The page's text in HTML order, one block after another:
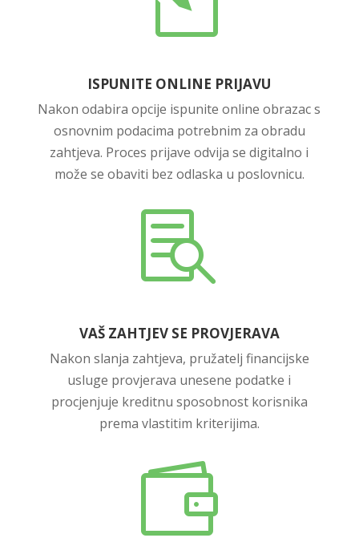
ISPUNITE ONLINE PRIJAVU
Nakon odabira opcije ispunite online obrazac s
osnovnim podacima potrebnim za obradu
zahtjeva. Proces prijave odvija se digitalno i
može se obaviti bez odlaska u poslovnicu.

VAŠ ZAHTJEV SE PROVJERAVA
Nakon slanja zahtjeva, pružatelj financijske
usluge provjerava unesene podatke i
procjenjuje kreditnu sposobnost korisnika
prema vlastitim kriterijima.
